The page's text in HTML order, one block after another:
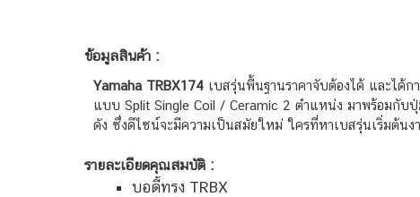
ข้อมูลสินค้า :
Yamaha TRBX174 เบสรุ่นพื้นฐานราคาจับต้องได้ และได้
แบบ Split Single Coil / Ceramic 2 ตำแหน่ง มาพร้อมกับ
ดัง ซึ่งดีไซน์จะมีความเป็นสมัยใหม่ ใครที่หาเบสรุ่นเริ่มต้นง
รายละเอียดคุณสมบัติ :
บอดี้ทรง TRBX